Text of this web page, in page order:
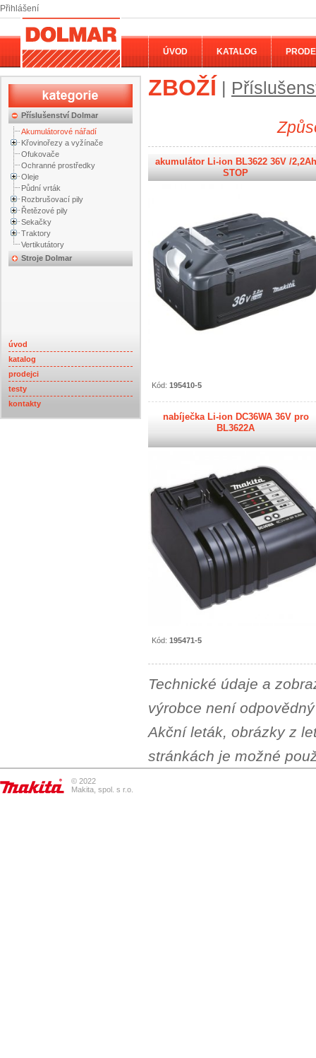
ÚVOD KATALOG
Přihlášení
Příslušenství Dolmar
Akumulátorové nářadí
Křovinořezy a vyžínače
Ofukovače
Ochranné prostředky
Oleje
Půdní vrták
Rozbrušovací pily
Řetězové pily
Sekačky
Traktory
Vertikutátory
Stroje Dolmar
úvod
katalog
prodejci
testy
kontakty
ZBOŽÍ |
akumulátor Li-ion BL3622 36V /2,2Ah
STOP
Kód: 195410-5
nabíječka Li-ion DC36WA 36V pro
BL3622A
Kód: 195471-5
Technické údaje a
výrobce není
Akční leták, obrázky z
stránkách je možné
© 2022
Makita, spol. s r.o.